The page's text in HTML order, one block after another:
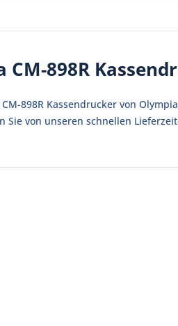
898R
898R Kassendrucker von
von unseren schnellen